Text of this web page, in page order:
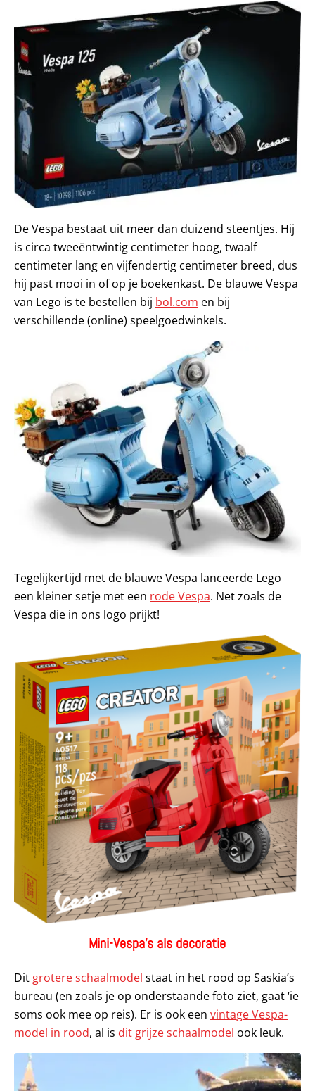
De Vespa bestaat uit meer dan duizend steentjes. Hij
is circa tweeëntwintig centimeter hoog, twaalf
centimeter lang en vijfendertig centimeter breed, dus
hij past mooi in of op je boekenkast. De blauwe Vespa
van Lego is te bestellen bij bol.com en bij
verschillende (online) speelgoedwinkels.
Tegelijkertijd met de blauwe Vespa lanceerde Lego
een kleiner setje met een rode Vespa. Net zoals de
Vespa die in ons logo prijkt!
Mini-Vespa’s als decoratie
Dit grotere schaalmodel staat in het rood op Saskia’s
bureau (en zoals je op onderstaande foto ziet, gaat ‘ie
soms ook mee op reis). Er is ook een vintage Vespa-
model in rood, al is dit grijze schaalmodel ook leuk.